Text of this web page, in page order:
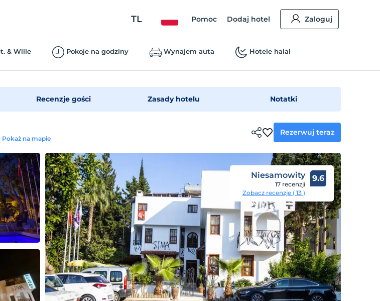
TL Pomoc Dodaj hotel Zaloguj
& Wille Pokoje na godziny Wynajem auta Hotele halal
Recenzje gości Zasady hotelu Notatki
Pokaż na mapie
Rezerwuj teraz
Niesamowity
17 recenzji
Zobacz recenzje ( 13 )
9.6